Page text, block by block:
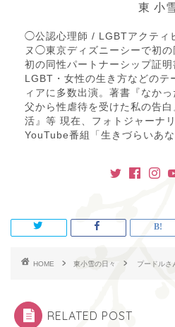
東 小
◯公認心理師 / LGBTアクティ
ヌ◯東京ディズニーシーで初
初の同性パートナーシップ証明
LGBT・女性の生き方などの
ィアに多数出演。著書『なか
父から性虐待を受けた私の告
活』等 現在、フォトジャーナ
YouTube番組「生きづらいあな
HOME 東小雪の日々 プードル
RELATED POST